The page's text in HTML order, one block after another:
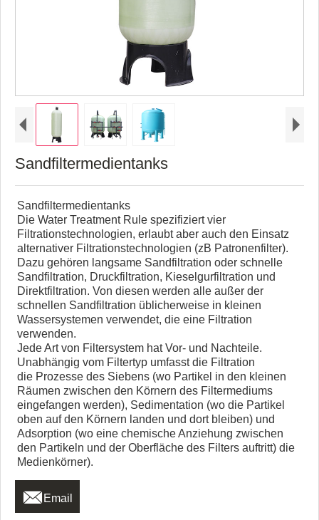
Sandfiltermedientanks
Sandfiltermedientanks
Die Water Treatment Rule spezifiziert vier
Filtrationstechnologien, erlaubt aber auch den Einsatz
alternativer Filtrationstechnologien (zB Patronenfilter).
Dazu gehören langsame Sandfiltration oder schnelle
Sandfiltration, Druckfiltration, Kieselgurfiltration und
Direktfiltration. Von diesen werden alle außer der
schnellen Sandfiltration üblicherweise in kleinen
Wassersystemen verwendet, die eine Filtration
verwenden.
Jede Art von Filtersystem hat Vor- und Nachteile.
Unabhängig vom Filtertyp umfasst die Filtration
die Prozesse des Siebens (wo Partikel in den kleinen
Räumen zwischen den Körnern des Filtermediums
eingefangen werden), Sedimentation (wo die Partikel
oben auf den Körnern landen und dort bleiben) und
Adsorption (wo eine chemische Anziehung zwischen
den Partikeln und der Oberfläche des Filters auftritt) die
Medienkörner).
 Email